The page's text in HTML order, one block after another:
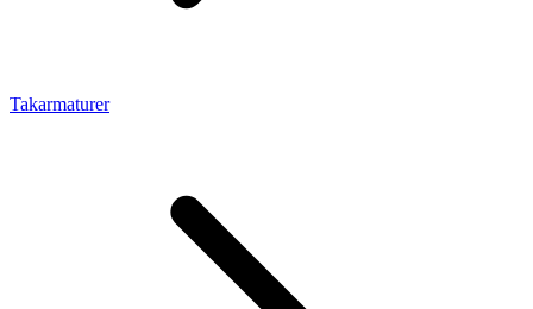
Takarmaturer